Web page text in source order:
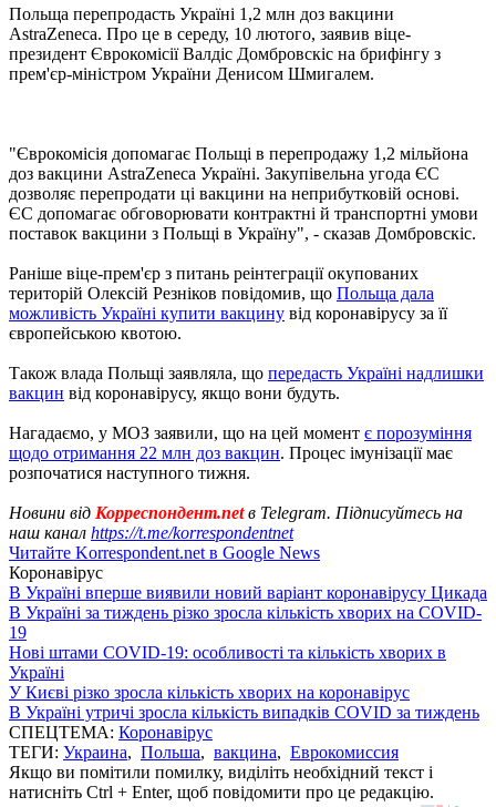
Польща перепродасть Україні 1,2 млн доз вакцини
AstraZeneca. Про це в середу, 10 лютого, заявив віце-
президент Єврокомісії Валдіс Домбровскіс на брифінгу з
прем'єр-міністром України Денисом Шмигалем.
"Єврокомісія допомагає Польщі в перепродажу 1,2 мільйона
доз вакцини AstraZeneca Україні. Закупівельна угода ЄС
дозволяє перепродати ці вакцини на неприбутковій основі.
ЄС допомагає обговорювати контрактні й транспортні умови
поставок вакцини з Польщі в Україну", - сказав Домбровскіс.
Раніше віце-прем'єр з питань реінтеграції окупованих
територій Олексій Резніков повідомив, що Польща дала
можливість Україні купити вакцину від коронавірусу за її
європейською квотою.
Також влада Польщі заявляла, що передасть Україні надлишки
вакцин від коронавірусу, якщо вони будуть.
Нагадаємо, у МОЗ заявили, що на цей момент є порозуміння
щодо отримання 22 млн доз вакцин. Процес імунізації має
розпочатися наступного тижня.
Новини від Корреспондент.netв Telegram. Підписуйтесь на
наш канал https://t.me/korrespondentnet
Читайте Korrespondent.net в Google News
Коронавірус
В Україні вперше виявили новий варіант коронавірусу Цикада
В Україні за тиждень різко зросла кількість хворих на COVID-
19
Нові штами COVID-19: особливості та кількість хворих в
Україні
У Києві різко зросла кількість хворих на коронавірус
В Україні утричі зросла кількість випадків COVID за тиждень
СПЕЦТЕМА: Коронавірус
ТЕГИ: Украина, Польша, вакцина, Еврокомиссия
Якщо ви помітили помилку, виділіть необхідний текст і
натисніть Ctrl + Enter, щоб повідомити про це редакцію.